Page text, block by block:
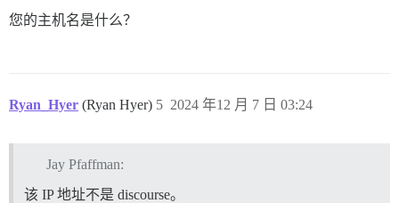
您的主机名是什么？
Ryan_Hyer (Ryan Hyer) 2024 年12 月 7 日 03:24
5
Jay Pfaffman:
该 IP 地址不是 discourse。